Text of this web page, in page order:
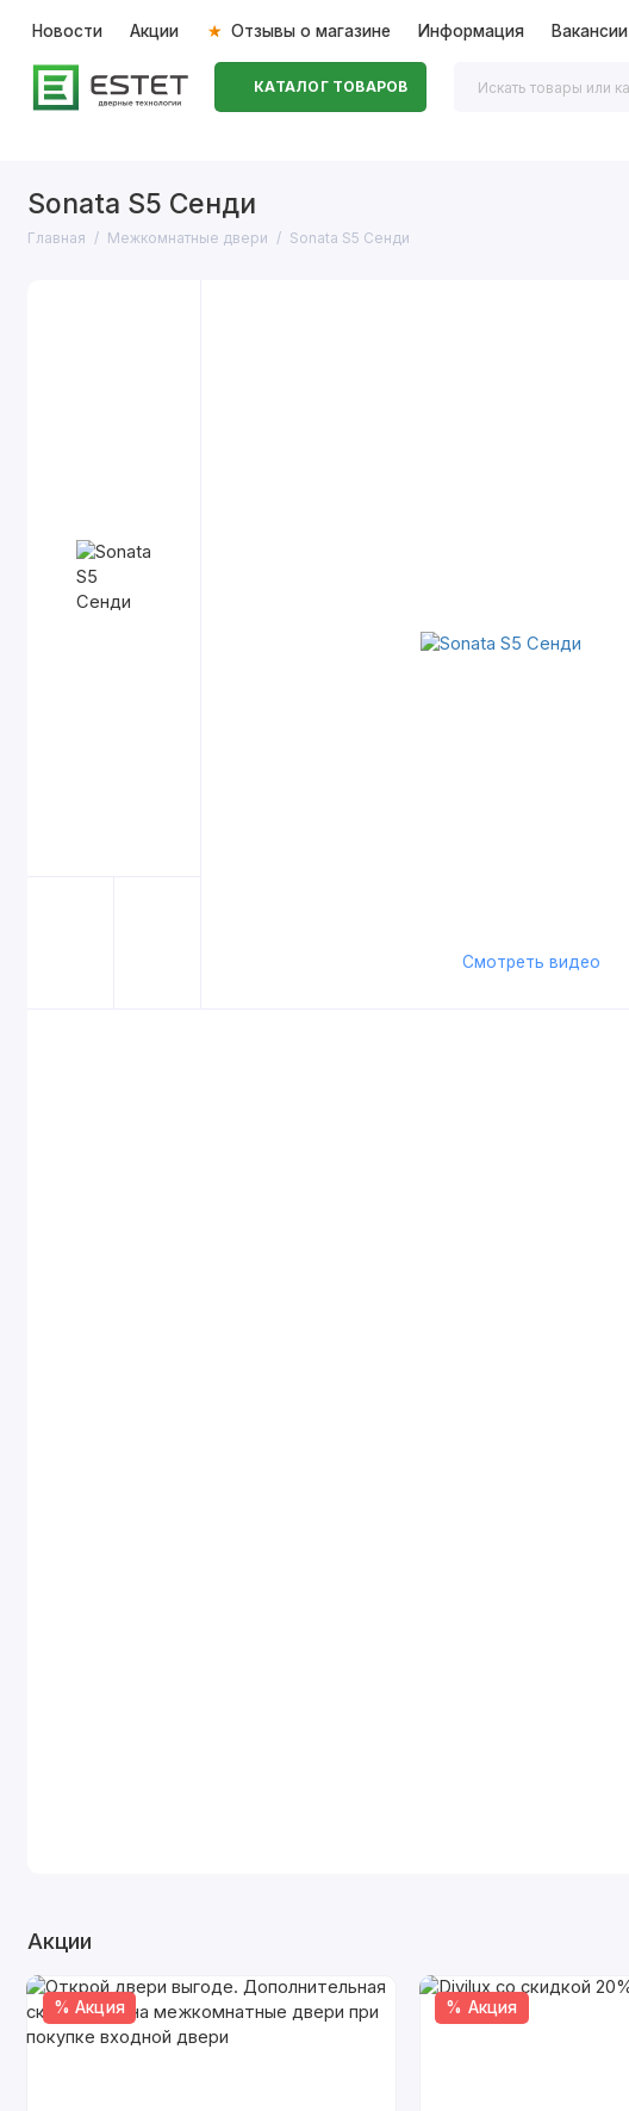
Новости Акции Отзывы о магазине Информация Вакансии
КАТАЛОГ ТОВАРОВ
Sonata S5 Сенди
Главная Межкомнатные двери Sonata S5 Сенди
Смотреть видео
Акции
% Акция % Акция